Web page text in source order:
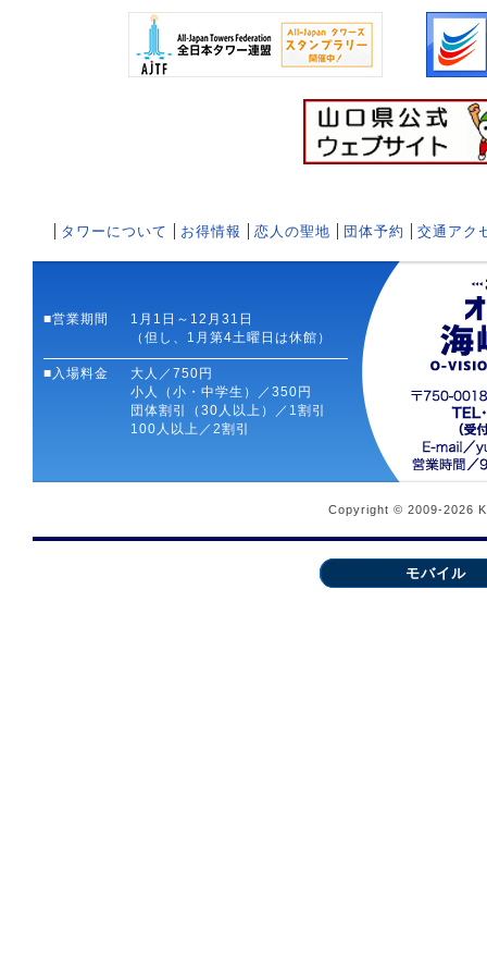
タワーについて お得情報 恋人の聖地 団体予約 交通アク
■営業期間
1月1日～12月31日
（但し、1月第4土曜日は休館）
■入場料金
大人／750円
小人（小・中学生）／350円
団体割引（30人以上）／1割引
100人以上／2割引
Copyright © 2009-2026
モバイル